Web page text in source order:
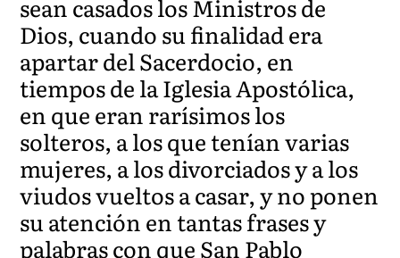
sean casados los Ministros de
Dios, cuando su finalidad era
apartar del Sacerdocio, en
tiempos de la Iglesia Apostólica,
en que eran rarísimos los
solteros, a los que tenían varias
mujeres, a los divorciados y a los
viudos vueltos a casar, y no ponen
su atención en tantas frases y
palabras con que San Pablo